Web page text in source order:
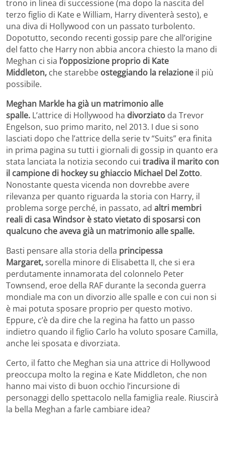
trono in linea di successione (ma dopo la nascita del
terzo figlio di Kate e William, Harry diventerà sesto), e
una diva di Hollywood con un passato turbolento.
Dopotutto, secondo recenti gossip pare che all’origine
del fatto che Harry non abbia ancora chiesto la mano di
Meghan ci sia l’opposizione proprio di Kate
Middleton, che starebbe osteggiando la relazione il più
possibile.
Meghan Markle ha già un matrimonio alle
spalle. L’attrice di Hollywood ha divorziato da Trevor
Engelson, suo primo marito, nel 2013. I due si sono
lasciati dopo che l’attrice della serie tv “Suits” era finita
in prima pagina su tutti i giornali di gossip in quanto era
stata lanciata la notizia secondo cui tradiva il marito con
il campione di hockey su ghiaccio Michael Del Zotto.
Nonostante questa vicenda non dovrebbe avere
rilevanza per quanto riguarda la storia con Harry, il
problema sorge perché, in passato, ad altri membri
reali di casa Windsor è stato vietato di sposarsi con
qualcuno che aveva già un matrimonio alle spalle.
Basti pensare alla storia della principessa
Margaret,sorella minore di Elisabetta II, che si era
perdutamente innamorata del colonnelo Peter
Townsend, eroe della RAF durante la seconda guerra
mondiale ma con un divorzio alle spalle e con cui non si
è mai potuta sposare proprio per questo motivo.
Eppure, c’è da dire che la regina ha fatto un passo
indietro quando il figlio Carlo ha voluto sposare Camilla,
anche lei sposata e divorziata.
Certo, il fatto che Meghan sia una attrice di Hollywood
preoccupa molto la regina e Kate Middleton, che non
hanno mai visto di buon occhio l’incursione di
personaggi dello spettacolo nella famiglia reale. Riuscirà
la bella Meghan a farle cambiare idea?